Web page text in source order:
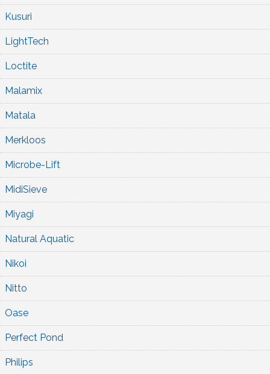
Kusuri
LightTech
Loctite
Malamix
Matala
Merkloos
Microbe-Lift
MidiSieve
Miyagi
Natural Aquatic
Nikoi
Nitto
Oase
Perfect Pond
Philips